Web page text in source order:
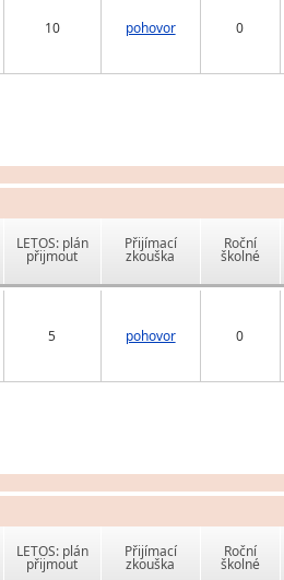
10 pohovor 0
LETOS: plán
přijmout
Přijímací
zkouška
Roční
školné
5 pohovor 0
LETOS: plán
přijmout
Přijímací
zkouška
Roční
školné